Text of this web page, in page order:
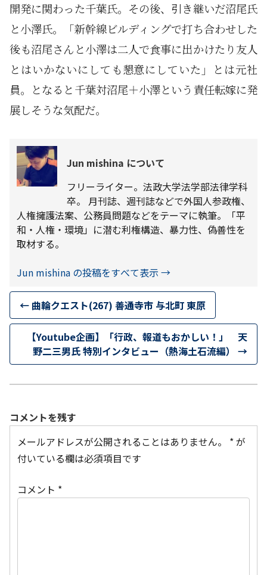
開発に関わった千葉氏。その後、引き継いだ沼尾氏
と小澤氏。「新幹線ビルディングで打ち合わせした
後も沼尾さんと小澤は二人で食事に出かけたり友人
とはいかないにしても懇意にしていた」とは元社
員。となると千葉対沼尾＋小澤という責任転嫁に発
展しそうな気配だ。
Jun mishina について
フリーライター。法政大学法学部法律学科
卒。 月刊誌、週刊誌などで外国人参政権、
人権擁護法案、公務員問題などをテーマに執筆。「平
和・人権・環境」に潜む利権構造、暴力性、偽善性を
取材する。
Jun mishina の投稿をすべて表示 →
← 曲輪クエスト(267) 善通寺市 与北町 東原
【Youtube企画】「行政、報道もおかしい！」 天
野二三男氏 特別インタビュー（熱海土石流編） →
コメントを残す
メールアドレスが公開されることはありません。
*が
付いている欄は必須項目です
コメント *